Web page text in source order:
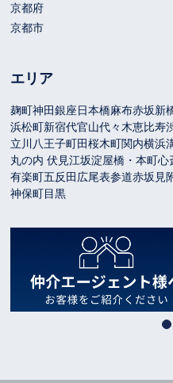
京都府
京都市
エリア
麹町神田銀座日本橋麻布赤坂新
浜松町新宿代官山代々木恵比寿
立川 八王子町田桜木町関内横浜
丸の内 伏見江坂淀屋橋・本町心
有楽町五反田 広尾表参道赤坂見
神保町目黒